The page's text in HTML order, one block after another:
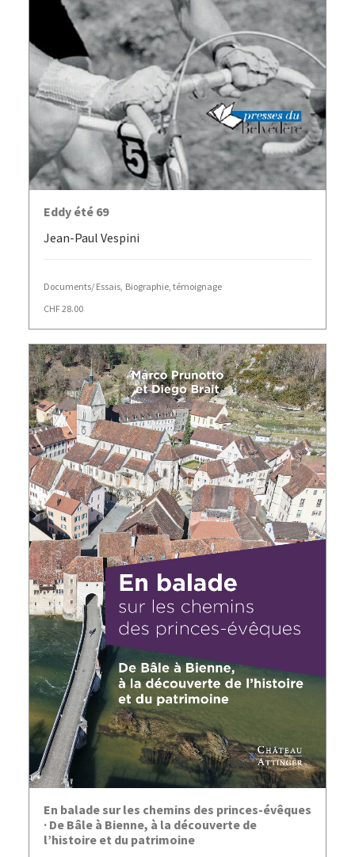
Eddy été 69
Jean-Paul Vespini
Documents/ Essais, Biographie, témoignage
CHF28.00
AJOUTER AU PANIER
En balade sur les chemins des princes-évêques
· De Bâle à Bienne, à la découverte de
l’histoire et du patrimoine